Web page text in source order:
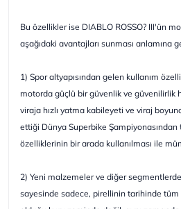
Bu özellikler ise DIABLO ROSSO? III'ün
aşağıdaki avantajları sunması anlamına
1) Spor altyapısından gelen kullanım
motorda güçlü bir güvenlik ve güvenilirlik
viraja hızlı yatma kabileyeti ve viraj
ettiği Dünya Superbike Şampiyonasından
özelliklerinin bir arada kullanılması ile
2) Yeni malzemeler ve diğer
sayesinde sadece, pirellinin tarihinde tüm